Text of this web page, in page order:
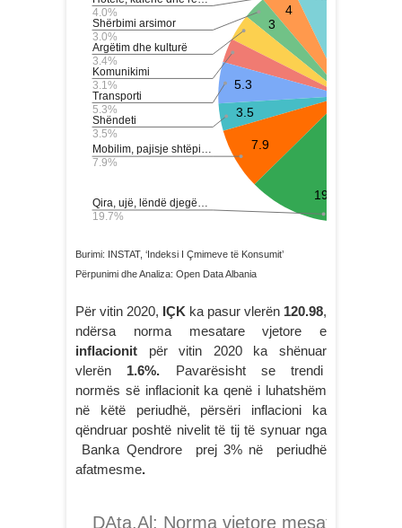
Burimi: INSTAT, ‘Indeksi I Çmimeve të Konsumit’
Përpunimi dhe Analiza: Open Data Albania
Për vitin 2020, IÇK ka pasur vlerën 120.98,
ndërsa norma mesatare vjetore e
inflacionit për vitin 2020 ka shënuar
vlerën 1.6%. Pavarësisht se trendi
normës së inflacionit ka qenë i luhatshëm
në këtë periudhë, përsëri inflacioni ka
qëndruar poshtë nivelit të tij të synuar nga
Banka Qendrore prej 3% në periudhë
afatmesme.